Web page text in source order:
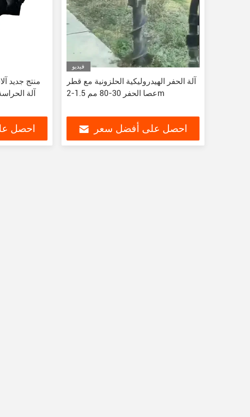
منتج جديد
آلة
احصل
فيديو
آلة الحفر الهيدروليكية الحلزونية مع قطر
عصا الحفر 30-80 مم 1.5-2m
احصل على أفضل سعر